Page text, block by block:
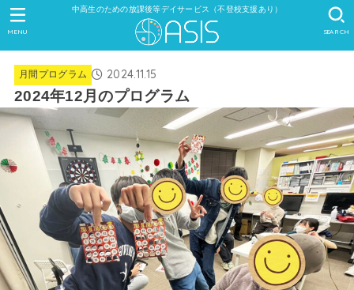
中高生のための放課後等デイサービス（不登校支援あり）
SEARCH
MENU
月間プログラム 2024.11.15
2024年12月のプログラム